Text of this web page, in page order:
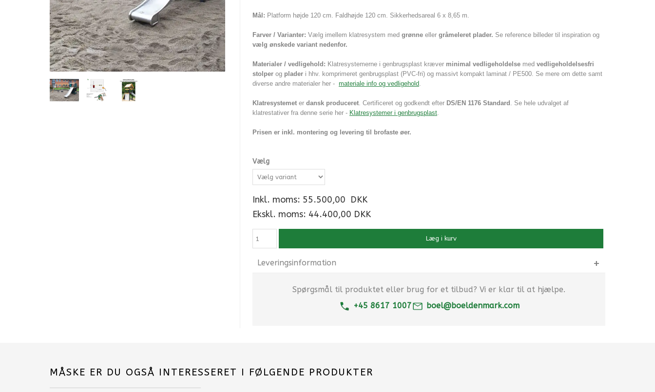
Mål: Platform højde 120 cm. Faldhøjde 120 cm. Sikkerhedsareal 6 x 8,65 m.
Farver / Varianter: Vælg imellem klatresystem med grønne eller gråmeleret plader. Se reference billeder til inspiration og
vælg ønskede variant nedenfor.
Materialer / vedligehold: Klatresystemerne i genbrugsplast kræver minimal vedligeholdelse med vedligeholdelsesfri
stolper og plader i hhv. komprimeret genbrugsplast (PVC-fri) og massivt kompakt laminat / PE500. Se mere om dette samt
diverse andre materialer her - materiale info og vedligehold.
Klatresystemet er dansk produceret. Certificeret og godkendt efter DS/EN 1176 Standard . Se hele udvalget af
klatrestativer fra denne serie her - Klatresystemer i genbrugsplast.
Prisen er inkl. montering og levering til brofaste øer.
Vælg
Inkl. moms: 55.500,00 DKK
Ekskl. moms: 44.400,00 DKK
Læg i kurv
Leveringsinformation
Spørgsmål til produktet eller brug for et tilbud? Vi er klar til at hjælpe.
+45 8617 1007
boel@boeldenmark.com
MÅSKE ER DU OGSÅ INTERESSERET I FØLGENDE PRODUKTER